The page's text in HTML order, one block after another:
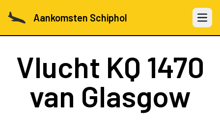
Aankomsten Schiphol Open
Vlucht KQ 1470
van Glasgow